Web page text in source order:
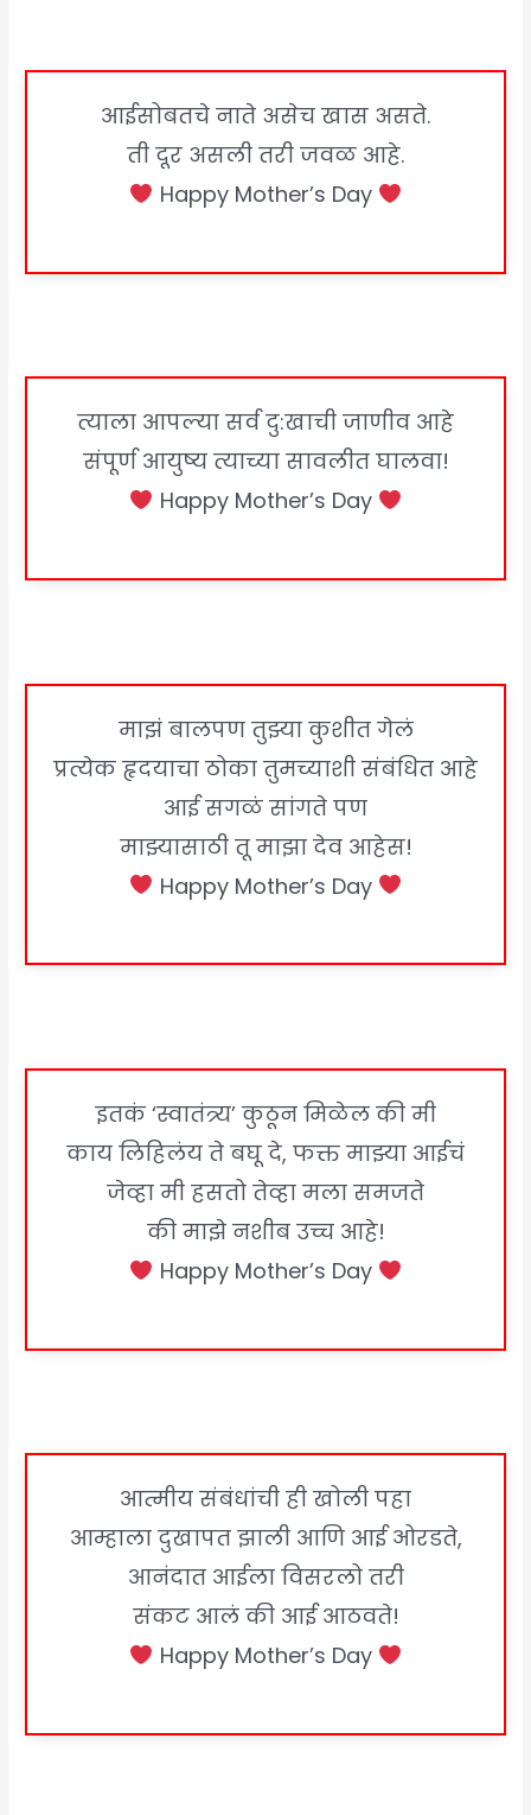
आईसोबतचे नाते असेच खास असते.
ती दूर असली तरी जवळ आहे.
Happy Mother’s Day
त्याला आपल्या सर्व दु:खाची जाणीव आहे
संपूर्ण आयुष्य त्याच्या सावलीत घालवा!
Happy Mother’s Day
माझं बालपण तुझ्या कुशीत गेलं
प्रत्येक हृदयाचा ठोका तुमच्याशी संबंधित आहे
आई सगळं सांगते पण
माझ्यासाठी तू माझा देव आहेस!
Happy Mother’s Day
इतकं ‘स्वातंत्र्य’ कुठून मिळेल की मी
काय लिहिलंय ते बघू दे, फक्त माझ्या आईचं
जेव्हा मी हसतो तेव्हा मला समजते
की माझे नशीब उच्च आहे!
Happy Mother’s Day
आत्मीय संबंधांची ही खोली पहा
आम्हाला दुखापत झाली आणि आई ओरडते,
आनंदात आईला विसरलो तरी
संकट आलं की आई आठवते!
Happy Mother’s Day